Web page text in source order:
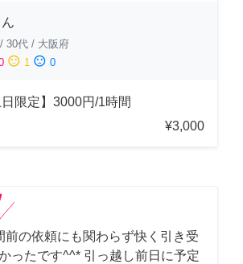
/ 30代 / 大阪府
sentiment_neutral 1 sentiment_dissatisfied 0
日限定】3000円/1時間
¥3,000
前の依頼にも関わらず快く引き受
ったです^^* 引っ越し前日に予定